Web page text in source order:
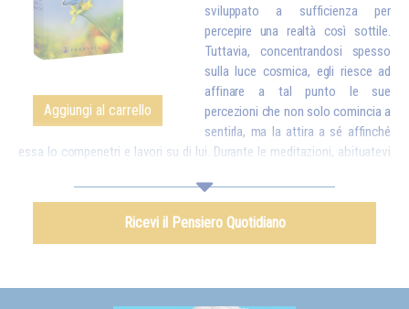
Aggiungi al carrello
sviluppato a sufficienza per
percepire una realtà così sottile.
Tuttavia, concentrandosi spesso
sulla luce cosmica, egli riesce ad
affinare a tal punto le sue
percezioni che non solo comincia a
sentirla, ma la attira a sé affinché
essa lo compenetri e lavori su di lui. Durante le meditazioni, abituatevi
introdurla in voi: essa sostituirà a poco a poco tutte le particelle logore
e malsane del vostro corpo con particelle nuove, più pure. E una volta
che avrete attirato la luce in voi, dovrete ancora esercitarvi a inviare
Ricevi il Pensiero Quotidiano